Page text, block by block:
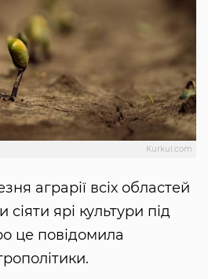
Kurkul.com
аграрії всіх областей
ярі культури під
це повідомила